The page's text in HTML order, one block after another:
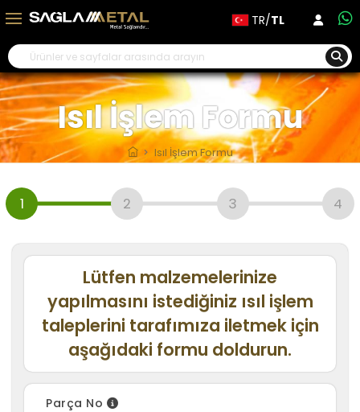
TR/TL
Isıl İşlem Formu
Isıl İşlem Formu
1 2 3 4
Lütfen malzemelerinize
yapılmasını istediğiniz ısıl işlem
taleplerini tarafımıza iletmek için
aşağıdaki formu doldurun.
Parça No